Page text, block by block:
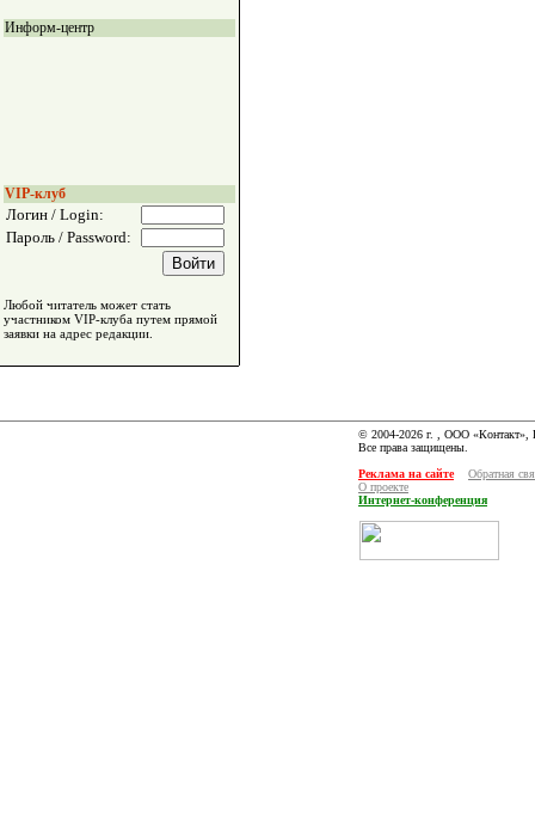
Информ-центр
VIP-клуб
Логин / Login:
Пароль / Password:
Любой читатель может стать
участником VIP-клуба путем прямой
заявки на адрес редакции.
© 2004-2026 г. , ООО «Контакт»,
Все права защищены.
Реклама на сайте
Обратная
О проекте
Интернет-конференция